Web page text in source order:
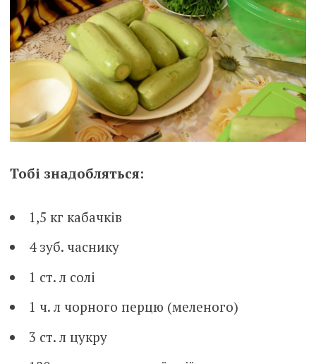
Тобі знадобляться:
1,5 кг кабачків
4 зуб. часнику
1 ст. л солі
1 ч. л чорного перцю (меленого)
3 ст. л цукру